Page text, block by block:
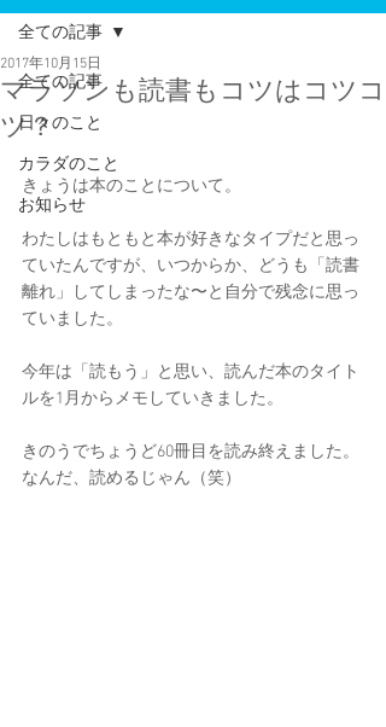
全ての記事
日々のこと
カラダのこと
お知らせ
全ての記事
マラソンも読書もコツはコツコ
ツ？
2017年10月15日
きょうは本のことについて。
わたしはもともと本が好きなタイプだと思っ
ていたんですが、いつからか、どうも「読書
離れ」してしまったな〜と自分で残念に思っ
ていました。
今年は「読もう」と思い、読んだ本のタイト
ルを1月からメモしていきました。
きのうでちょうど60冊目を読み終えました。
なんだ、読めるじゃん（笑）